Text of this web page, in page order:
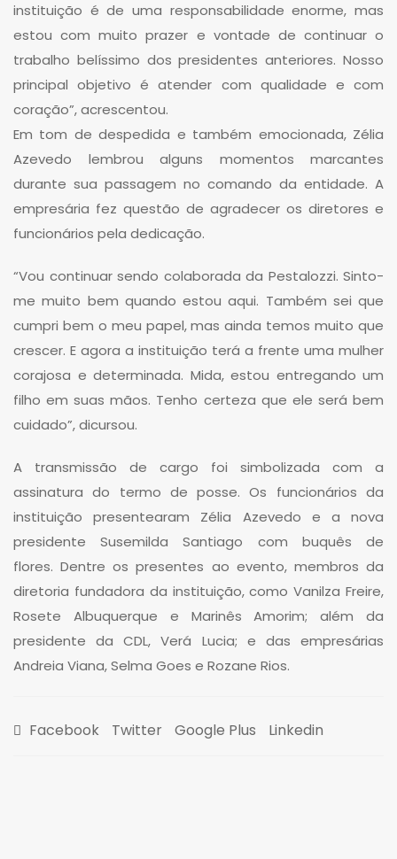
instituição é de uma responsabilidade enorme, mas
estou com muito prazer e vontade de continuar o
trabalho belíssimo dos presidentes anteriores. Nosso
principal objetivo é atender com qualidade e com
coração”, acrescentou.
Em tom de despedida e também emocionada, Zélia
Azevedo lembrou alguns momentos marcantes
durante sua passagem no comando da entidade. A
empresária fez questão de agradecer os diretores e
funcionários pela dedicação.
“Vou continuar sendo colaborada da Pestalozzi. Sinto-
me muito bem quando estou aqui. Também sei que
cumpri bem o meu papel, mas ainda temos muito que
crescer. E agora a instituição terá a frente uma mulher
corajosa e determinada. Mida, estou entregando um
filho em suas mãos. Tenho certeza que ele será bem
cuidado”, dicursou.
A transmissão de cargo foi simbolizada com a
assinatura do termo de posse. Os funcionários da
instituição presentearam Zélia Azevedo e a nova
presidente Susemilda Santiago com buquês de
flores. Dentre os presentes ao evento, membros da
diretoria fundadora da instituição, como Vanilza Freire,
Rosete Albuquerque e Marinês Amorim; além da
presidente da CDL, Verá Lucia; e das empresárias
Andreia Viana, Selma Goes e Rozane Rios.
Facebook Twitter Google Plus Linkedin